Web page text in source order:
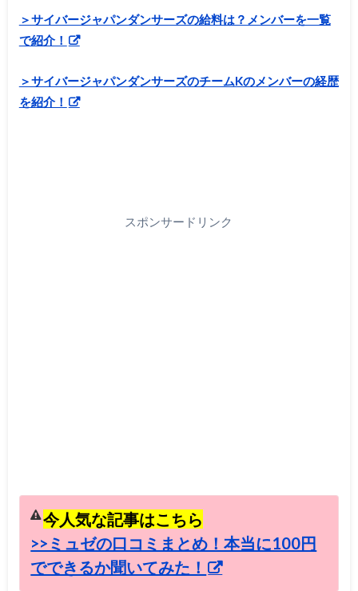
＞サイバージャパンダンサーズの給料は？メンバーを一覧
で紹介！
＞サイバージャパンダンサーズのチームKのメンバーの経歴
を紹介！
スポンサードリンク
今人気な記事はこちら
>>ミュゼの口コミまとめ！本当に100円
でできるか聞いてみた！